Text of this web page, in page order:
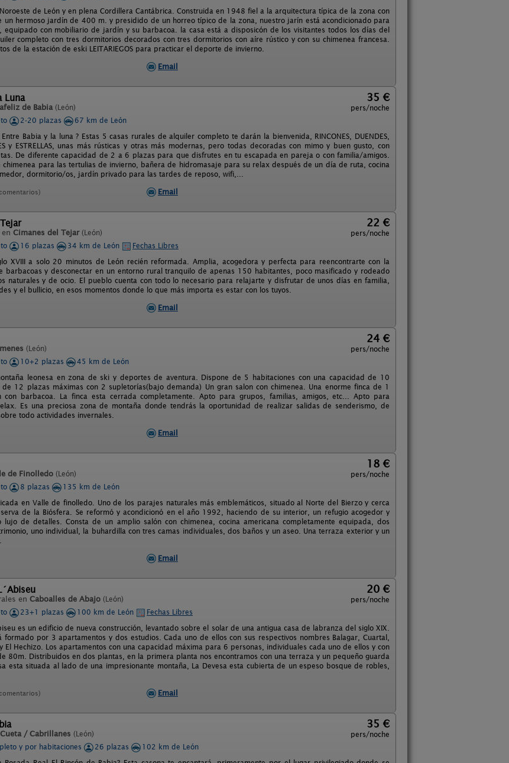
de León y en plena Cordillera Cantábrica. Construida en 1948 fiel a la arquitectura típica de la zona con
un hermoso jardín de 400 m. y presidido de un horreo típico de la zona, nuestro jarín está acondicionado para
equipado con mobiliario de jardín y su barbacoa. la casa está a disposicón de los visitantes todos los días del
completo con tres dormitorios decorados con tres dormitorios con aíre rústico y con su chimenea francesa.
de la estación de eski LEITARIEGOS para practicar el deporte de invierno.
Email
Luna
de Babia (León)
35 €
pers/noche
2-20 plazas
67 km de León
Babia y la luna ? Estas 5 casas rurales de alquiler completo te darán la bienvenida, RINCONES, DUENDES,
y ESTRELLAS, unas más rústicas y otras más modernas, pero todas decoradas con mimo y buen gusto, con
De diferente capacidad de 2 a 6 plazas para que disfrutes en tu escapada en pareja o con familia/amigos.
chimenea para las tertulias de invierno, bañera de hidromasaje para su relax después de un día de ruta, cocina
dormitorio/os, jardín privado para las tardes de reposo, wifi,...
Email
Cimanes del Tejar (León)
22 €
pers/noche
16 plazas 34 km de León
Fechas Libres
XVIII a solo 20 minutos de León recién reformada. Amplia, acogedora y perfecta para reencontrarte con la
barbacoas y desconectar en un entorno rural tranquilo de apenas 150 habitantes, poco masificado y rodeado
naturales y de ocio. El pueblo cuenta con todo lo necesario para relajarte y disfrutar de unos días en familia,
y el bullicio, en esos momentos donde lo que más importa es estar con los tuyos.
Email
(León)
24 €
pers/noche
10+2 plazas
45 km de León
leonesa en zona de ski y deportes de aventura. Dispone de 5 habitaciones con una capacidad de 10
de 12 plazas máximas con 2 supletorías(bajo demanda) Un gran salon con chimenea. Una enorme finca de 1
con barbacoa. La finca esta cerrada completamente. Apto para grupos, familias, amigos, etc... Apto para
Es una preciosa zona de montaña donde tendrás la oportunidad de realizar salidas de senderismo, de
todo actividades invernales.
Email
de Finolledo (León)
18 €
pers/noche
8 plazas
135 km de León
en Valle de finolledo. Uno de los parajes naturales más emblemáticos, situado al Norte del Bierzo y cerca
de la Biósfera. Se reformó y acondicionó en el año 1992, haciendo de su interior, un refugio acogedor y
lujo de detalles. Consta de un amplio salón con chimenea, cocina americana completamente equipada, dos
uno individual, la buhardilla con tres camas individuales, dos baños y un aseo. Una terraza exterior y un
Email
en Caboalles de Abajo (León)
20 €
pers/noche
23+1 plazas 100 km de León
Fechas Libres
es un edificio de nueva construcción, levantado sobre el solar de una antigua casa de labranza del siglo XIX.
formado por 3 apartamentos y dos estudios. Cada uno de ellos con sus respectivos nombres Balagar, Cuartal,
El Hechizo. Los apartamentos con una capacidad máxima para 6 personas, individuales cada uno de ellos y con
80m. Distribuidos en dos plantas, en la primera planta nos encontramos con una terraza y un pequeño guarda
esta situada al lado de una impresionante montaña, La Devesa esta cubierta de un espeso bosque de robles,
Email
/ Cabrillanes (León)
35 €
pers/noche
y por habitaciones
26 plazas
102 km de León